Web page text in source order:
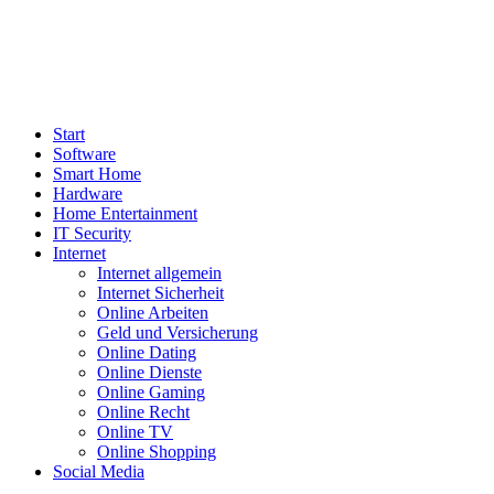
Start
Software
Smart Home
Hardware
Home Entertainment
IT Security
Internet
Internet allgemein
Internet Sicherheit
Online Arbeiten
Geld und Versicherung
Online Dating
Online Dienste
Online Gaming
Online Recht
Online TV
Online Shopping
Social Media